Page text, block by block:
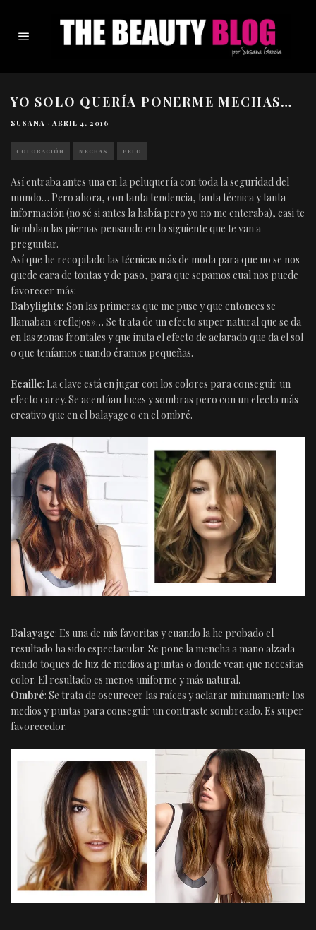
YO SOLO QUERÍA PONERME MECHAS…
SUSANA · ABRIL 4, 2016
COLORACIÓN MECHAS PELO
Así entraba antes una en la peluquería con toda la seguridad del
mundo… Pero ahora, con tanta tendencia, tanta técnica y tanta
información (no sé si antes la había pero yo no me enteraba), casi te
tiemblan las piernas pensando en lo siguiente que te van a
preguntar.
Así que he recopilado las técnicas más de moda para que no se nos
quede cara de tontas y de paso, para que sepamos cual nos puede
favorecer más:
Babylights: Son las primeras que me puse y que entonces se
llamaban «reflejos»… Se trata de un efecto super natural que se da
en las zonas frontales y que imita el efecto de aclarado que da el sol
o que teníamos cuando éramos pequeñas.
Ecaille: La clave está en jugar con los colores para conseguir un
efecto carey. Se acentúan luces y sombras pero con un efecto más
creativo que en el balayage o en el ombré.
Balayage: Es una de mis favoritas y cuando la he probado el
resultado ha sido espectacular. Se pone la mencha a mano alzada
dando toques de luz de medios a puntas o donde vean que necesitas
color. El resultado es menos uniforme y más natural.
Ombré: Se trata de oscurecer las raíces y aclarar mínimamente los
medios y puntas para conseguir un contraste sombreado. Es super
favorecedor.